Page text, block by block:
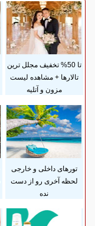
تا 50% تخفیف مجلل ترین
تالارها + مشاهده لیست
مزون و آتلیه
تورهای داخلی و خارجی
لحظه آخری رو از دست
نده